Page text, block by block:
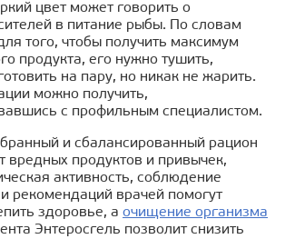
цвет может говорить о
в питание рыбы. По словам
того, чтобы получить максимум
продукта, его нужно тушить,
на пару, но никак не жарить.
можно получить,
с профильным специалистом.
и сбалансированный рацион
вредных продуктов и привычек,
активность, соблюдение
рекомендаций врачей помогут
здоровье, а очищение организма
Энтеросгель позволит снизить